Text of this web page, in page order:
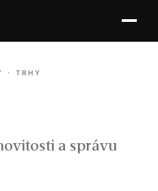
· TRHY
a správu